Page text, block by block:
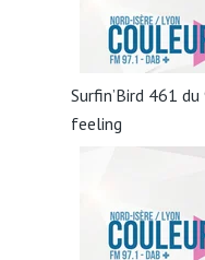
Surfin’Bird 461
feeling